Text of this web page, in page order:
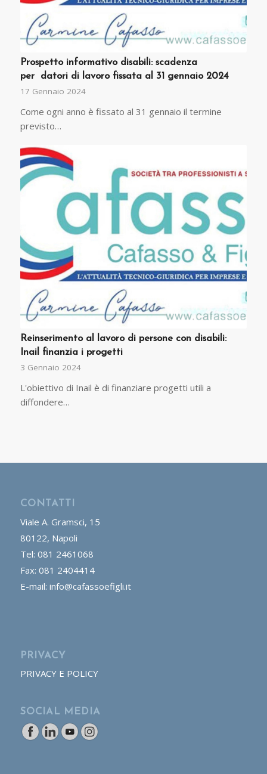
Prospetto informativo disabili: scadenza
per datori di lavoro fissata al 31 gennaio 2024
17 Gennaio 2024
Come ogni anno è fissato al 31 gennaio il termine
previsto…
Reinserimento al lavoro di persone con disabili:
Inail finanzia i progetti
3 Gennaio 2024
L'obiettivo di Inail è di finanziare progetti utili a
diffondere…
CONTATTI
Viale A. Gramsci, 15
80122, Napoli
Tel: 081 2461068
Fax: 081 2404414
E-mail: info@cafassoefigli.it
PRIVACY
PRIVACY E POLICY
SOCIAL MEDIA